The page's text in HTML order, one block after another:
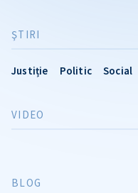
ŞTIRI
Justiție Politic Social
VIDEO
BLOG